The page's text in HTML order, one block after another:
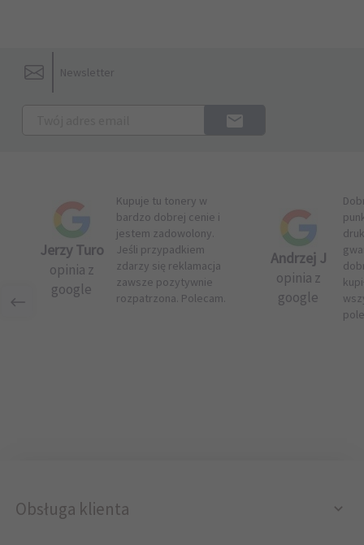
Newsletter
Jerzy Turo
opinia z
google
Kupuje tu tonery w
bardzo dobrej cenie i
jestem zadowolony.
Jeśli przypadkiem
zdarzy się reklamacja
zawsze pozytywnie
rozpatrzona. Polecam.
Andrzej J
opinia z
google
Obsługa klienta